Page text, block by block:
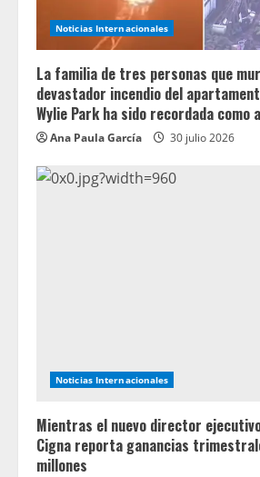
Noticias Internacionales
La familia de tres personas que
devastador incendio del
Wylie Park ha sido recordada como
Ana Paula García 30 julio 2026
Noticias Internacionales
Mientras el nuevo director
Cigna reporta ganancias
millones